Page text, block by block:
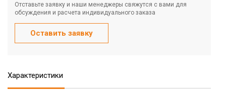
Отставьте заявку и наши менеджеры свяжутся с вами для
обсуждения и расчета индивидуального заказа
Оставить заявку
Характеристики